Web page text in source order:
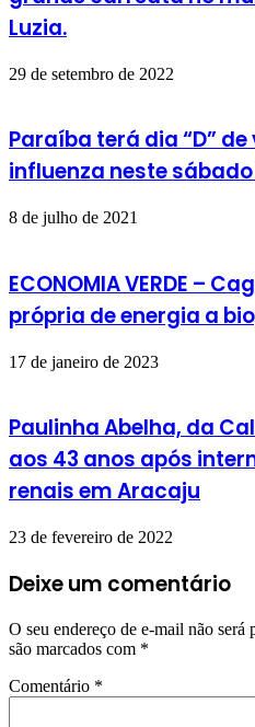
Luzia.
29 de setembro de 2022
Paraíba terá dia “D”
influenza neste
8 de julho de 2021
ECONOMIA VERDE –
própria de energia a
17 de janeiro de 2023
Paulinha Abelha, da
aos 43 anos após
renais em Aracaju
23 de fevereiro de 2022
Deixe um comentário
O seu endereço de e-mail não será
são marcados com *
Comentário *